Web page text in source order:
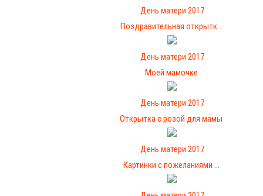
День матери 2017
Поздравительная открытк...
День матери 2017
Моей мамочке
День матери 2017
Открытка с розой для мамы
День матери 2017
Картинки с пожеланиями ...